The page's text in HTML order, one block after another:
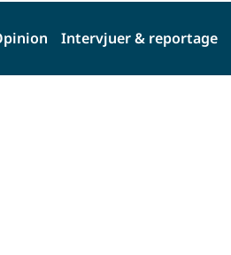
Intervjuer & reportage